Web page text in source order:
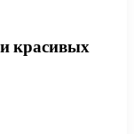
красивых